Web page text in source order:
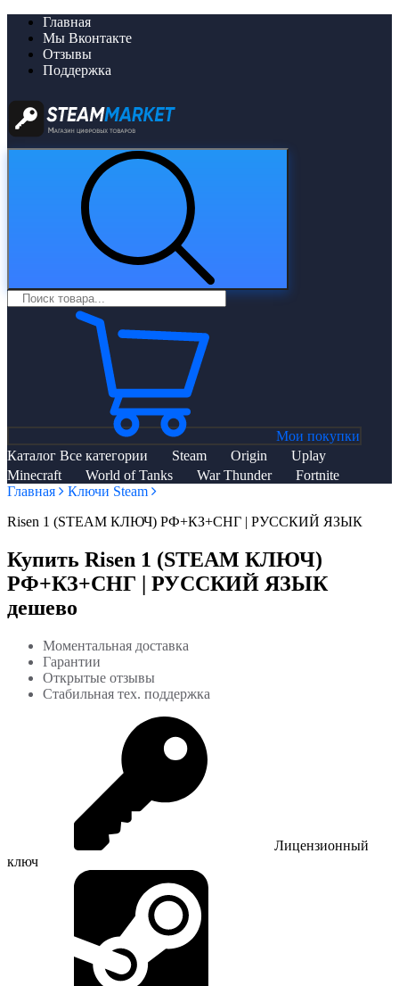
Главная
Мы Вконтакте
Отзывы
Поддержка
Мои покупки
Каталог Все категории Steam Origin
Uplay
Minecraft
World of Tanks War Thunder
Fortnite
Главная
Ключи Steam
Risen 1 (STEAM КЛЮЧ) РФ+КЗ+СНГ | РУССКИЙ ЯЗЫК
Купить Risen 1 (STEAM КЛЮЧ)
РФ+КЗ+СНГ | РУССКИЙ ЯЗЫК
дешево
Моментальная доставка
Гарантии
Открытые отзывы
Стабильная тех. поддержка
Лицензионный
ключ